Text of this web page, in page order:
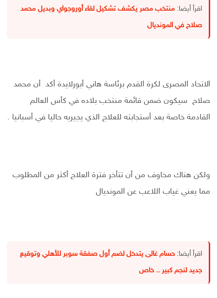
اقرأ أيضا: منتخب مصر يكشف تشكيل لقاء أوروجواي وبديل محمد
صلاح في المونديال
الاتحاد المصرى لكرة القدم برئاسة هاني أبورلايدة أكد أن محمد
صلاح سيكون ضمن قائمة منتخب بلاده في كأس العالم
القادمة خاصة بعد أستجابته للعلاج الذي يجيريه حاليا في أسبانيا .
ولكن هناك مخاوف من أن تتأخر فترة العلاج أكثر من المطلوب
مما يعني غياب اللاعب عن المونديال
اقرأ أيضا: حسام غالى يتدخل لضم أول صفقة سوبر للأهلي وتوقيع
جديد لنجم كبير .. خاص